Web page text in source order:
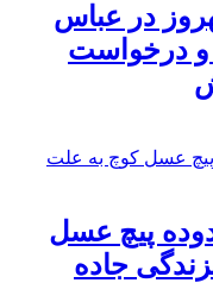
در عباس
و درخواست
پیچ عسل
جاده